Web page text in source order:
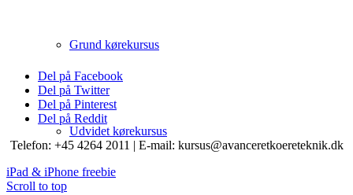
Grund kørekursus
Udvidet kørekursus
Del på Facebook
Del på Twitter
Del på Pinterest
Del på Reddit
Telefon: +45 4264 2011 | E-mail: kursus@avanceretkoereteknik.dk
iPad & iPhone freebie
Scroll to top